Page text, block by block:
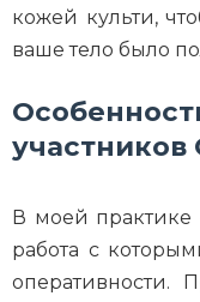
кожей культи,
ваше тело было
участников
В моей практике
работа с
оперативности.